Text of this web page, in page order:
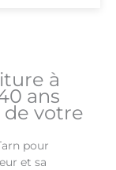
à
ans
de votre
pour
et sa